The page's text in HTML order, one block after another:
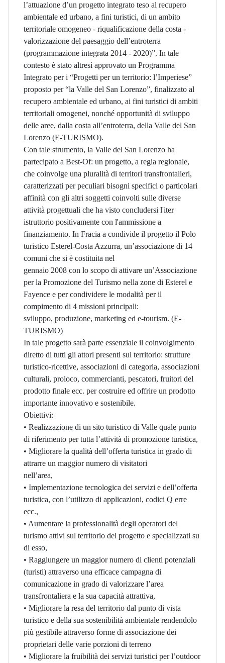
l’attuazione d’un progetto integrato teso al recupero
ambientale ed urbano, a fini turistici, di un ambito
territoriale omogeneo - riqualificazione della costa -
valorizzazione del paesaggio dell’entroterra
(programmazione integrata 2014 - 2020)”. In tale
contesto è stato altresì approvato un Programma
Integrato per i “Progetti per un territorio: l’Imperiese”
proposto per “la Valle del San Lorenzo”, finalizzato al
recupero ambientale ed urbano, ai fini turistici di ambiti
territoriali omogenei, nonché opportunità di sviluppo
delle aree, dalla costa all’entroterra, della Valle del San
Lorenzo (E-TURISMO).
Con tale strumento, la Valle del San Lorenzo ha
partecipato a Best-Of: un progetto, a regia regionale,
che coinvolge una pluralità di territori transfrontalieri,
caratterizzati per peculiari bisogni specifici o particolari
affinità con gli altri soggetti coinvolti sulle diverse
attività progettuali che ha visto concludersi l'iter
istruttorio positivamente con l'ammissione a
finanziamento. In Fracia a condivide il progetto il Polo
turistico Esterel-Costa Azzurra, un’associazione di 14
comuni che si è costituita nel
gennaio 2008 con lo scopo di attivare un’Associazione
per la Promozione del Turismo nella zone di Esterel e
Fayence e per condividere le modalità per il
compimento di 4 missioni principali:
sviluppo, produzione, marketing ed e-tourism. (E-
TURISMO)
In tale progetto sarà parte essenziale il coinvolgimento
diretto di tutti gli attori presenti sul territorio: strutture
turistico-ricettive, associazioni di categoria, associazioni
culturali, proloco, commercianti, pescatori, fruitori del
prodotto finale ecc. per costruire ed offrire un prodotto
importante innovativo e sostenibile.
Obiettivi:
• Realizzazione di un sito turistico di Valle quale punto
di riferimento per tutta l’attività di promozione turistica,
• Migliorare la qualità dell’offerta turistica in grado di
attrarre un maggior numero di visitatori
nell’area,
• Implementazione tecnologica dei servizi e dell’offerta
turistica, con l’utilizzo di applicazioni, codici Q erre
ecc.,
• Aumentare la professionalità degli operatori del
turismo attivi sul territorio del progetto e specializzati su
di esso,
• Raggiungere un maggior numero di clienti potenziali
(turisti) attraverso una efficace campagna di
comunicazione in grado di valorizzare l’area
transfrontaliera e la sua capacità attrattiva,
• Migliorare la resa del territorio dal punto di vista
turistico e della sua sostenibilità ambientale rendendolo
più gestibile attraverso forme di associazione dei
proprietari delle varie porzioni di terreno
• Migliorare la fruibilità dei servizi turistici per l’outdoor